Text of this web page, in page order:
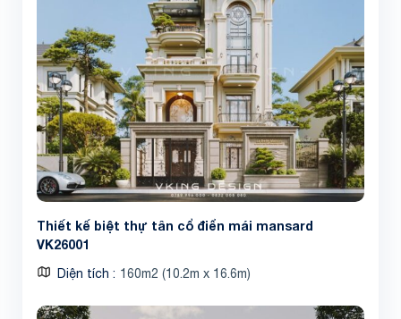
Thiết kế biệt thự tân cổ điển mái mansard
VK26001
Diện tích 160m2 (10.2m x 16.6m)